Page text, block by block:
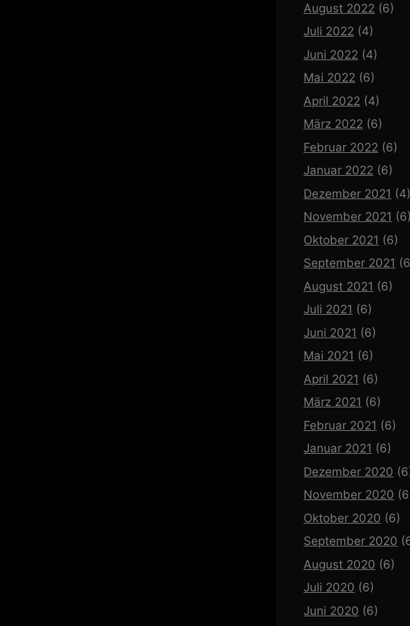
August 2022 (6)
Juli 2022 (4)
Juni 2022 (4)
Mai 2022 (6)
April 2022 (4)
März 2022 (6)
Februar 2022 (6)
Januar 2022 (6)
Dezember 2021 (4)
November 2021 (6)
Oktober 2021 (6)
September 2021
August 2021 (6)
Juli 2021 (6)
Juni 2021 (6)
Mai 2021 (6)
April 2021 (6)
März 2021 (6)
Februar 2021 (6)
Januar 2021 (6)
Dezember 2020
November 2020
Oktober 2020 (6)
September 2020
August 2020 (6)
Juli 2020 (6)
Juni 2020 (6)